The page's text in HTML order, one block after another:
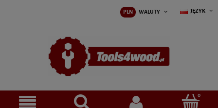
JĘZYK
PLN WALUTY